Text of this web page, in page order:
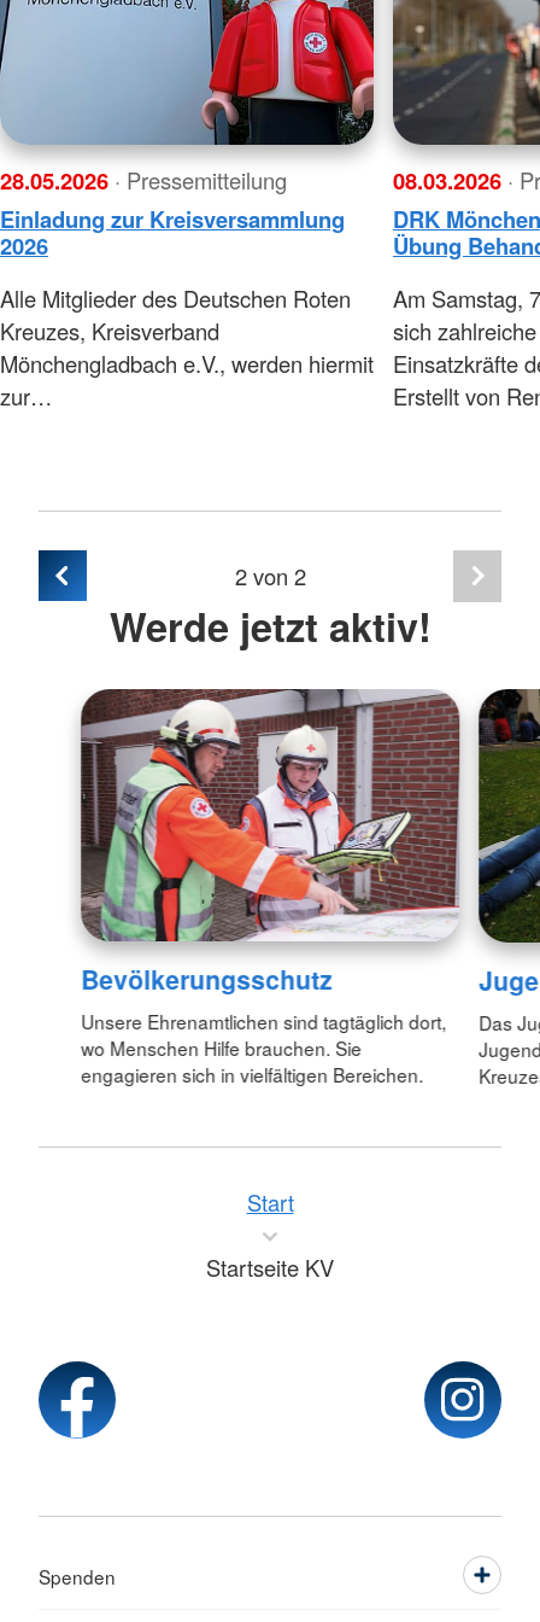
28.05.2026 · Pressemitteilung
Einladung zur Kreisversammlung
2026
Alle Mitglieder des Deutschen Roten
Kreuzes, Kreisverband
Mönchengladbach e.V., werden hiermit
zur…
08.03.2026 ·
DRK
Übung
Am Samstag,
sich
Einsatzkräfte
Erstellt von
2von 2
Werde jetzt aktiv!
Bevölkerungsschutz
Unsere Ehrenamtlichen sind tagtäglich dort,
wo Menschen Hilfe brauchen. Sie
engagieren sich in vielfältigen Bereichen.
Das
Start
Startseite KV
Spenden